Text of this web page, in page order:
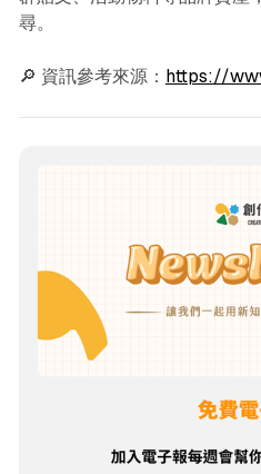
尋。
🔎 資訊參考來源： https://